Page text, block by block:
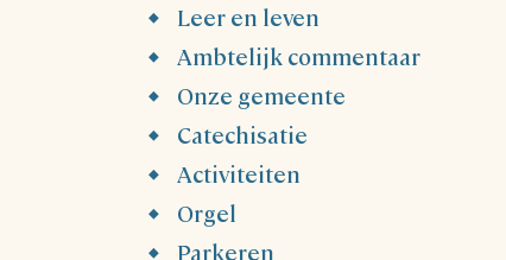
Leer en leven
Ambtelijk commentaar
Onze gemeente
Catechisatie
Activiteiten
Orgel
Parkeren